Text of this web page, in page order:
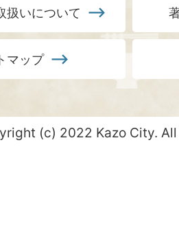
扱いについて
マップ
(c) 2022 Kazo City.